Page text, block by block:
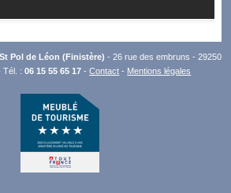
Pol de Léon (Finistère) - 26 rue des embruns - 29250
Tél. :06 15 55 65 17 -Contact - Mentions légales